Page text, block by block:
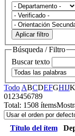
Aplicar filtro
Búsqueda / Filtro
Buscar texto
Todo ABCDEFGHIJK
01 23456789
Total: 1508 ítems
Título del ítem